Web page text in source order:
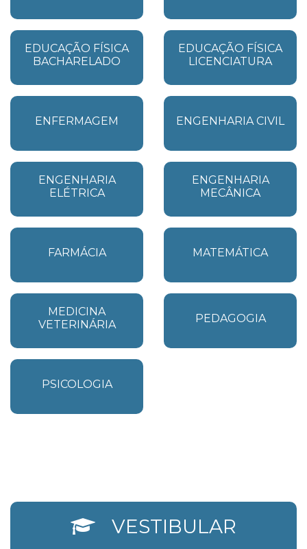
EDUCAÇÃO FÍSICA
BACHARELADO
EDUCAÇÃO FÍSICA
LICENCIATURA
ENFERMAGEM ENGENHARIA CIVIL
ENGENHARIA
ELÉTRICA
ENGENHARIA
MECÂNICA
FARMÁCIA MATEMÁTICA
MEDICINA
VETERINÁRIA
PEDAGOGIA
PSICOLOGIA
VESTIBULAR